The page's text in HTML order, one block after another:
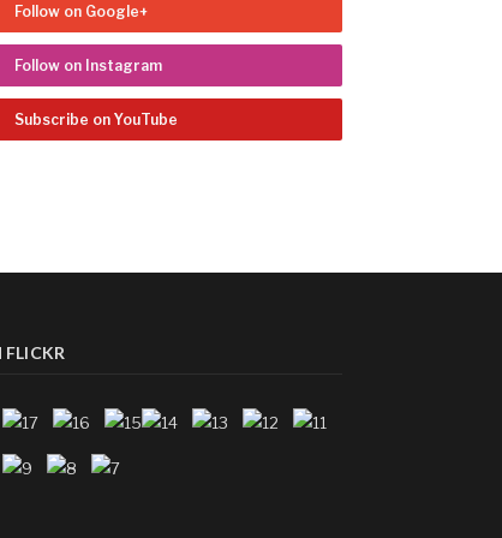
Follow on Google+
Follow on Instagram
Subscribe on YouTube
FLICKR